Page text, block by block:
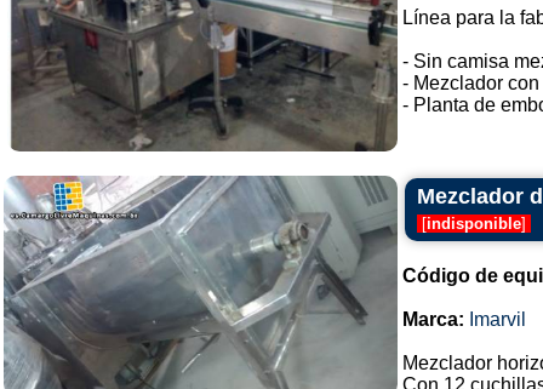
Línea para la
- Sin camisa
- Mezclador
- Planta de
Mezclador
[indisponible]
Código de
Marca: Imarvil
Mezclador
Con 12